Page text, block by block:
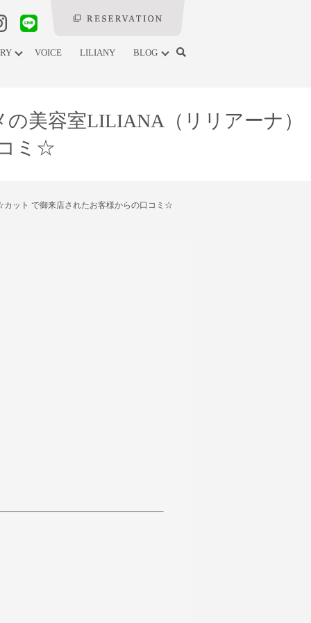
VOICE LILIANY BLOG
美容室LILIANA（リリアーナ）
ミ☆
カット で御来店されたお客様からの口コミ☆